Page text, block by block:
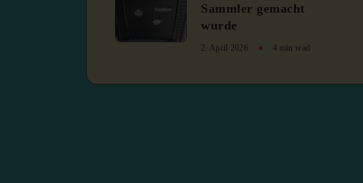
Sammler gemacht
wurde
2. April 2026 4 min read